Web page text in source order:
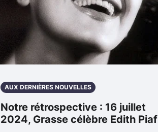
AUX DERNIÈRES NOUVELLES
Notre rétrospective : 16 juillet
2024, Grasse célèbre Edith Piaf